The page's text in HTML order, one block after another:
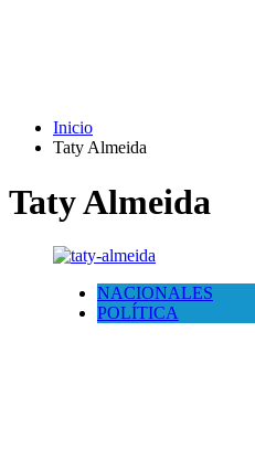
Inicio
Taty Almeida
Taty Almeida
NACIONALES
POLÍTICA